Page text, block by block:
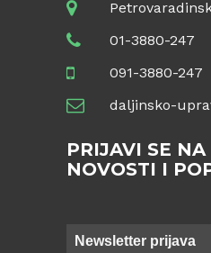
01-3880-247
091-3880-247
daljinsko-
PRIJAVI SE
NOVOSTI I
Newsletter prijava